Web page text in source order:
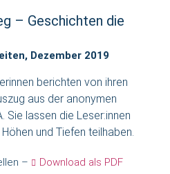
– Geschichten die
Dezember 2019
berichten von ihren
aus der anonymen
Sie lassen die Leser:innen
und Tiefen teilhaben.
– Download als PDF